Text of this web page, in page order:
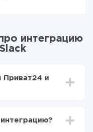
интеграцию
Приват24 и
из